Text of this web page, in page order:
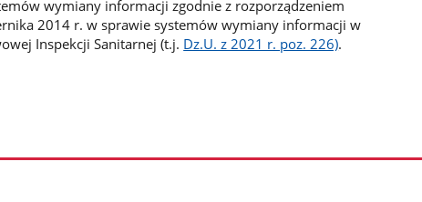
wymiany informacji zgodnie z rozporządzeniem
2014 r. w sprawie systemów wymiany informacji w
Inspekcji Sanitarnej (t.j. Dz.U. z 2021 r. poz. 226).